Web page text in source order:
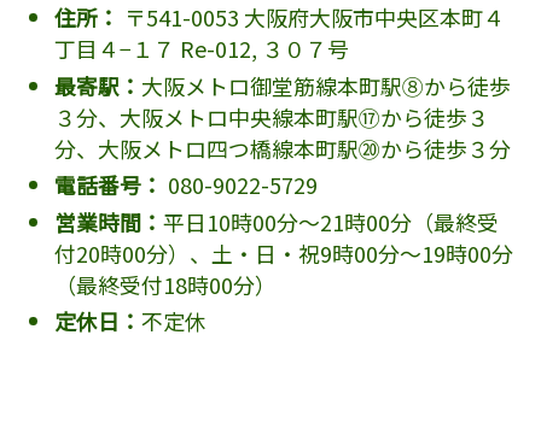
住所： 〒541-0053 大阪府大阪市中央区本町４
丁目４−１７ Re-012, ３０７号
最寄駅： 大阪メトロ御堂筋線本町駅⑧から徒歩
３分、大阪メトロ中央線本町駅⑰から徒歩３
分、大阪メトロ四つ橋線本町駅⑳から徒歩３分
電話番号： 080-9022-5729
営業時間： 平日10時00分～21時00分（最終受
付20時00分）、土・日・祝9時00分～19時00分
（最終受付18時00分）
定休日： 不定休